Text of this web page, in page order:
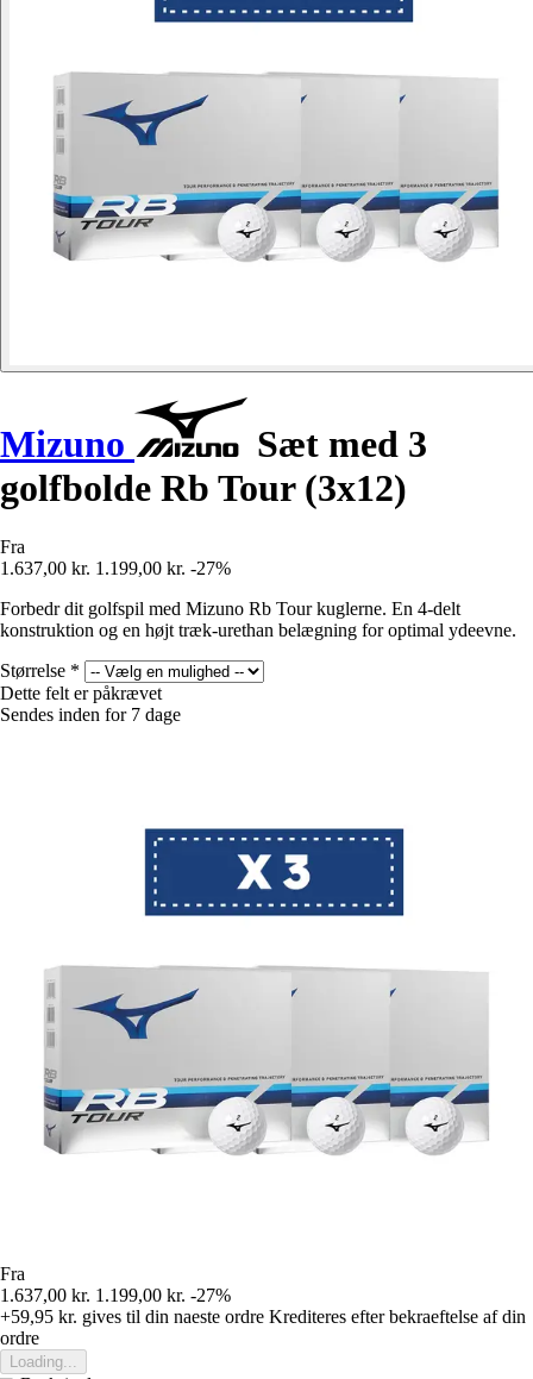
Mizuno
Sæt med 3
golfbolde Rb Tour (3x12)
Fra
1.637,00 kr. 1.199,00 kr. -27%
Forbedr dit golfspil med Mizuno Rb Tour kuglerne. En 4-delt
konstruktion og en højt træk-urethan belægning for optimal ydeevne.
Størrelse *
Dette felt er påkrævet
Sendes inden for 7 dage
Fra
1.637,00 kr. 1.199,00 kr. -27%
+59,95 kr. gives til din naeste ordre Krediteres efter bekraeftelse af din
ordre
Loading...